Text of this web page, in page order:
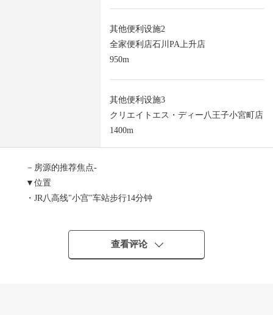
其他便利设施2
全家便利店石川PA上升店
950m
其他便利设施3
クリエイトエス・ディー八王子小宮町店
1400m
－房源的推荐焦点-
▼位置
・JR八高线"小宫"车站步行14分钟
・土地面积约129.04平米的待售土地
查看评论